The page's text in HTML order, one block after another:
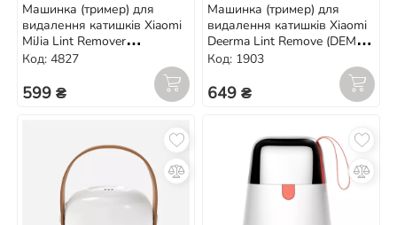
Машинка (тример) для
видалення катишків Xiaomi
MiJia Lint Remover
(MQXJQ01KL)
Код: 4827
599 ₴
Машинка (тример) для
видалення катишків Xiaomi
Deerma Lint Remove (DEM-
MQ811)
Код: 1903
649 ₴